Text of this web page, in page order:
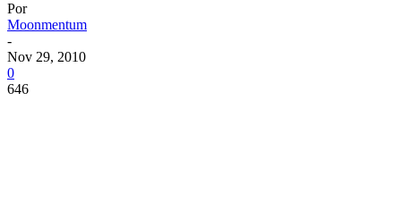
Por
Moonmentum
-
Nov 29, 2010
0
646